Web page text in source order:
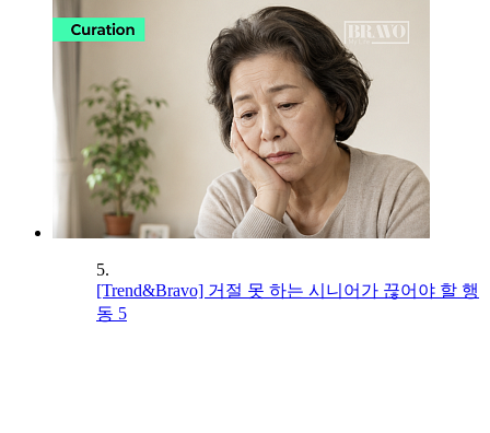
5.
[Trend&Bravo] 거절 못 하는 시니어가 끊어야 할 행
동 5